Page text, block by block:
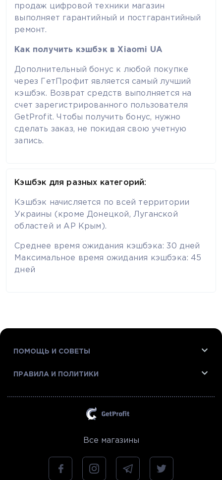
продаж цифровой техники магазин
выполняет гарантийный и постгарантийный
ремонт.
Как получить кэшбэк в Xiaomi UA
Дополнительный бонус к любой покупке
через ГетПрофит является самый лучший
кэшбэк. Возврат средств выполняется на
счет зарегистрированного пользователя
GetProfit. Чтобы получить бонус, нужно
сделать заказ, не покидая свою учетную
запись.
Кэшбэк для разных категорий:
Кэшбэк начисляется по всей территории
Украины (кроме Донецкой, Луганской
областей и АР Крым).
Среднее время ожидания кэшбэка: 30 дней
Максимальное время ожидания кэшбэка: 45
дней
ПОМОЩЬ И СОВЕТЫ
ПРАВИЛА И ПОЛИТИКИ
Все магазины